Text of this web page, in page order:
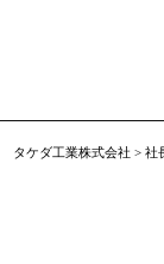
タケダ工業株式会社 >社